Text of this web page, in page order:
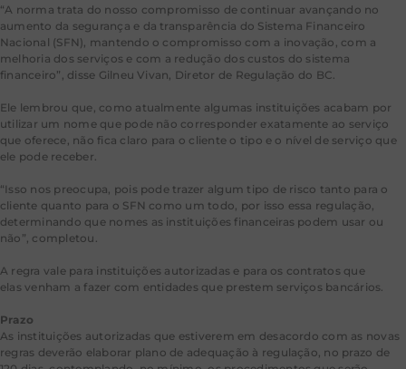
“A norma trata do nosso compromisso de continuar avançando no
aumento da segurança e da transparência do Sistema Financeiro
Nacional (SFN), mantendo o compromisso com a inovação, com a
melhoria dos serviços e com a redução dos custos do sistema
financeiro”, disse Gilneu Vivan, Diretor de Regulação do BC.
Ele lembrou que, como atualmente algumas instituições acabam por
utilizar um nome que pode não corresponder exatamente ao serviço
que oferece, não fica claro para o cliente o tipo e o nível de serviço que
ele pode receber.
“Isso nos preocupa, pois pode trazer algum tipo de risco tanto para o
cliente quanto para o SFN como um todo, por isso essa regulação,
determinando que nomes as instituições financeiras podem usar ou
não”, completou.
A regra vale para instituições autorizadas e para os contratos que
elas venham a fazer com entidades que prestem serviços bancários.
Prazo
As instituições autorizadas que estiverem em desacordo com as novas
regras deverão elaborar plano de adequação à regulação, no prazo de